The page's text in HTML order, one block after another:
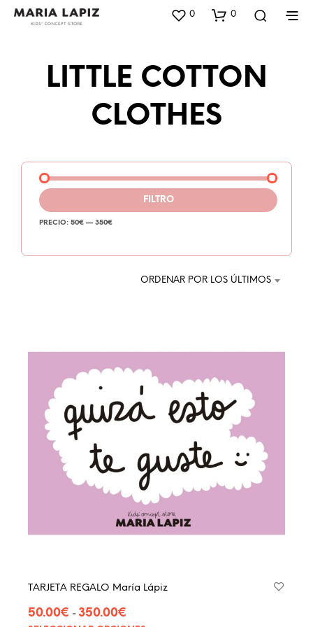
0 0
LITTLE COTTON
CLOTHES
FILTRO
PRECIO: 50€ — 350€
ORDENAR POR LOS ÚLTIMOS
TARJETA REGALO María Lápiz
50.00€ - 350.00€
de